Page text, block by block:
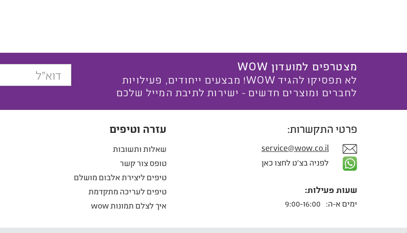
מצטרפים למועדון WOW
לא תפסיקו להגיד WOW! מבצעים ייחודים, פעילויות
לחברים ומוצרים חדשים - ישירות לתיבת המייל שלכם
פרטי התקשרות:
service@wow.co.il
לפניה בצ'ט לחצו כאן
שעות פעילות:
ימים א-ה:
עזרה וטיפים
שאלות ותשובות
טופס צור קשר
טיפים ליצירת אלבום מושלם
טיפים לעריכה מתקדמת
איך לצלם תמונות wow